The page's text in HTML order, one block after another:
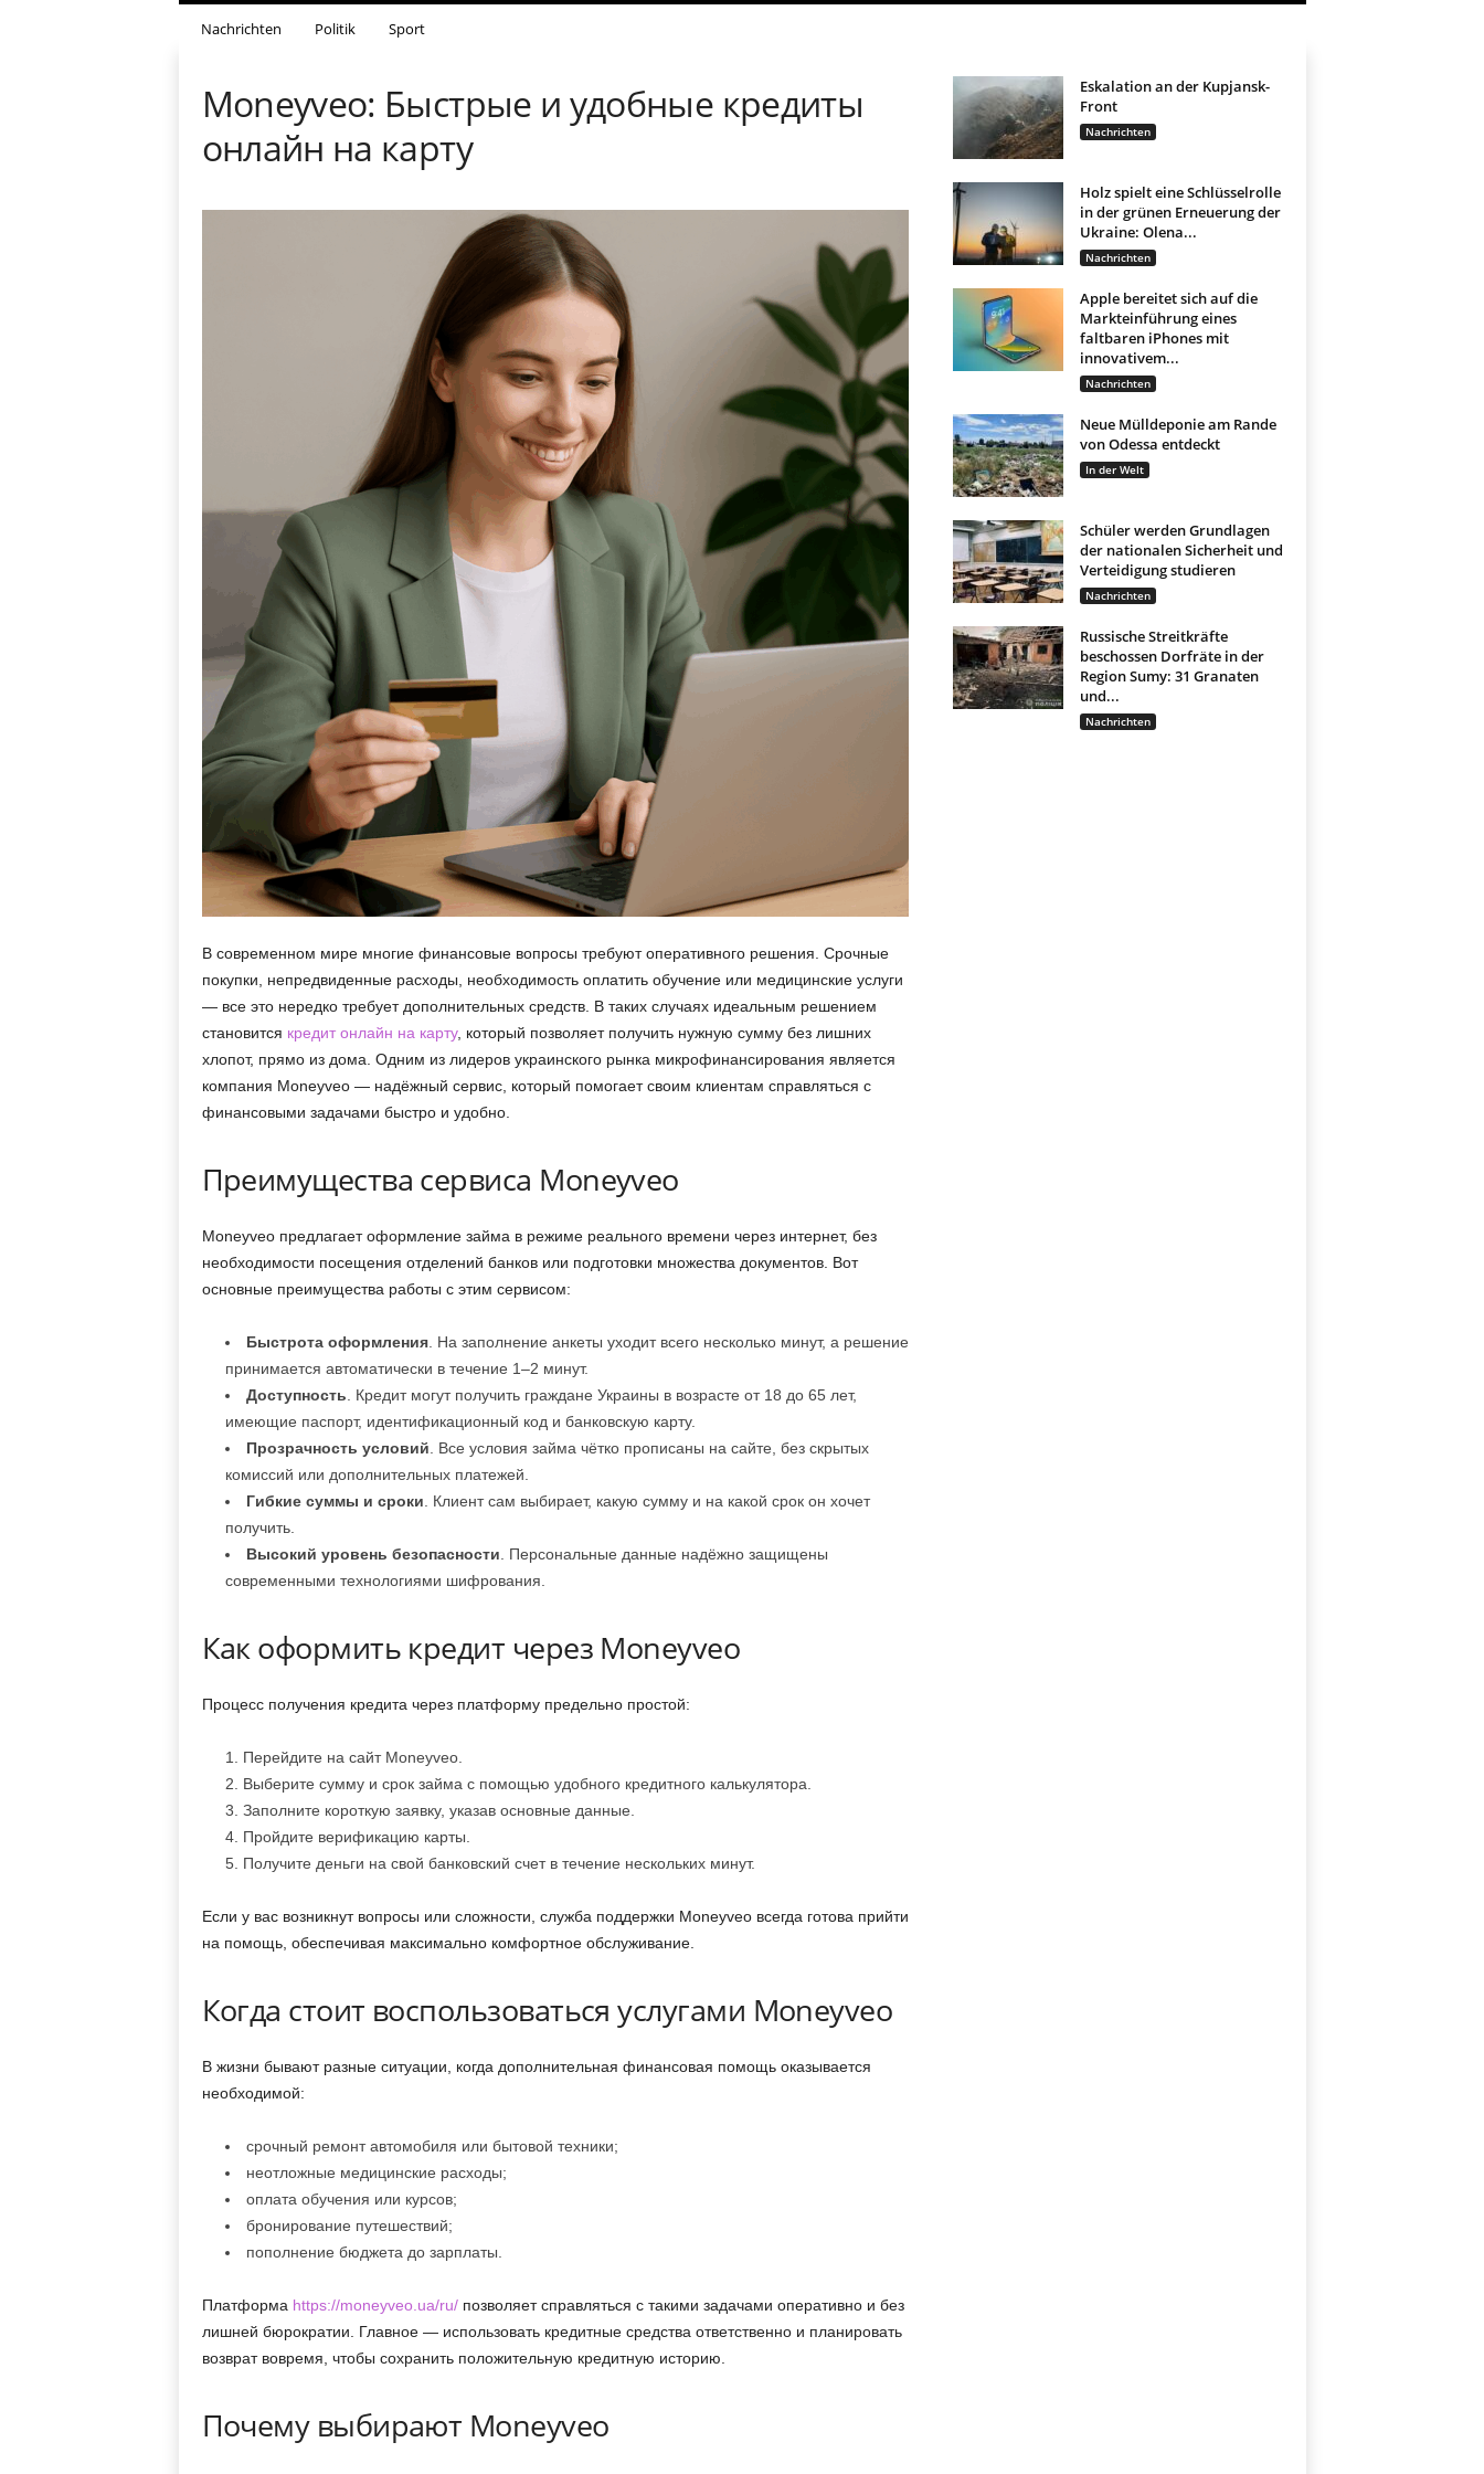
Nachrichten Politik Sport
Moneyveo: Быстрые и удобные кредиты
онлайн на карту
В современном мире многие финансовые вопросы требуют оперативного решения. Срочные
покупки, непредвиденные расходы, необходимость оплатить обучение или медицинские услуги
— все это нередко требует дополнительных средств. В таких случаях идеальным решением
становится кредит онлайн на карту, который позволяет получить нужную сумму без лишних
хлопот, прямо из дома. Одним из лидеров украинского рынка микрофинансирования является
компания Moneyveo — надёжный сервис, который помогает своим клиентам справляться с
финансовыми задачами быстро и удобно.
Преимущества сервиса Moneyveo
Moneyveo предлагает оформление займа в режиме реального времени через интернет, без
необходимости посещения отделений банков или подготовки множества документов. Вот
основные преимущества работы с этим сервисом:
Быстрота оформления. На заполнение анкеты уходит всего несколько минут, а решение
принимается автоматически в течение 1–2 минут.
Доступность . Кредит могут получить граждане Украины в возрасте от 18 до 65 лет,
имеющие паспорт, идентификационный код и банковскую карту.
Прозрачность условий . Все условия займа чётко прописаны на сайте, без скрытых
комиссий или дополнительных платежей.
Гибкие суммы и сроки . Клиент сам выбирает, какую сумму и на какой срок он хочет
получить.
Высокий уровень безопасности . Персональные данные надёжно защищены
современными технологиями шифрования.
Как оформить кредит через Moneyveo
Процесс получения кредита через платформу предельно простой:
Перейдите на сайт Moneyveo.
Выберите сумму и срок займа с помощью удобного кредитного калькулятора.
Заполните короткую заявку, указав основные данные.
Пройдите верификацию карты.
Получите деньги на свой банковский счет в течение нескольких минут.
Если у вас возникнут вопросы или сложности, служба поддержки Moneyveo всегда готова прийти
на помощь, обеспечивая максимально комфортное обслуживание.
Когда стоит воспользоваться услугами Moneyveo
В жизни бывают разные ситуации, когда дополнительная финансовая помощь оказывается
необходимой:
срочный ремонт автомобиля или бытовой техники;
неотложные медицинские расходы;
оплата обучения или курсов;
бронирование путешествий;
пополнение бюджета до зарплаты.
Платформа https://moneyveo.ua/ru/позволяет справляться с такими задачами оперативно и без
лишней бюрократии. Главное — использовать кредитные средства ответственно и планировать
возврат вовремя, чтобы сохранить положительную кредитную историю.
Почему выбирают Moneyveo
Eskalation an der Kupjansk-
Front
Nachrichten
Holz spielt eine Schlüsselrolle
in der grünen Erneuerung der
Ukraine: Olena...
Nachrichten
Apple bereitet sich auf die
Markteinführung eines
faltbaren iPhones mit
innovativem...
Nachrichten
Neue Mülldeponie am Rande
von Odessa entdeckt
In der Welt
Schüler werden Grundlagen
der nationalen Sicherheit und
Verteidigung studieren
Nachrichten
Russische Streitkräfte
beschossen Dorfräte in der
Region Sumy: 31 Granaten
und...
Nachrichten